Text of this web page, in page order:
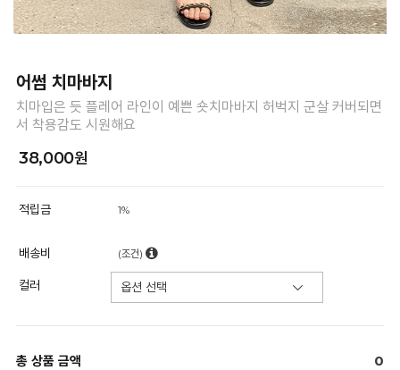
어썸 치마바지
치마입은 듯 플레어 라인이 예쁜 숏치마바지 허벅지 군살 커버되면
서 착용감도 시원해요
38,000원
적립금 1%
배송비 (조건)
컬러
총 상품 금액 0